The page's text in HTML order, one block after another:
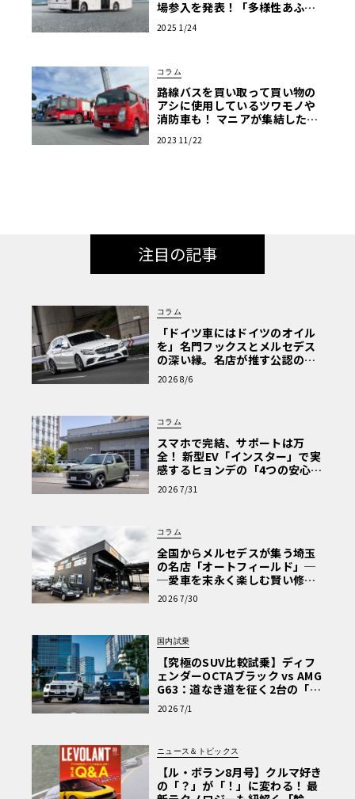
場参入を発表！「多様性あふれ
2025 1/24
コラム
路線バスを買い取って買い物の
アシに使用しているツワモノや
消防車も！ マニアが集結した商
2023 11/22
注目の記事
コラム
「ドイツ車にはドイツのオイル
を」名門フックスとメルセデス
の深い縁。名店が推す公認の安
心と、Cクラスで味わうシルキー
な走り〈PR〉
2026 8/6
コラム
スマホで完結、サポートは万
全！ 新型EV「インスター」で実
感するヒョンデの「4つの安心」
【第1回・ヒョンデ6つの疑問：
Why? Hyundai?】〈PR〉
2026 7/31
コラム
全国からメルセデスが集う埼玉
の名店「オートフィールド」─
─愛車を末永く楽しむ賢い修理
術と、プロがフックス製オイル
を選ぶ理由〈PR〉
2026 7/30
国内試乗
【究極のSUV比較試乗】ディフ
ェンダーOCTAブラック vs AMG
G63：道なき道を征く2台の「対
極的アプローチ」
2026 7/1
ニュース＆トピックス
【ル・ボラン8月号】クルマ好き
の「？」が「！」に変わる！ 最